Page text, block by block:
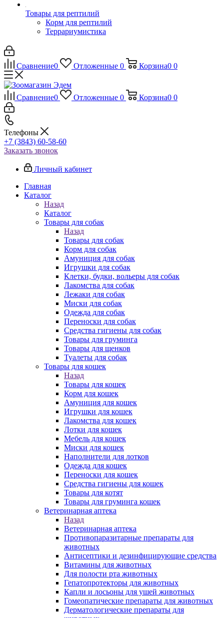
Товары для рептилий
Корм для рептилий
Террариумистика
Сравнение0 Отложенные 0 Корзина0 0
Сравнение0 Отложенные 0 Корзина0 0
Телефоны
+7 (3843) 60-58-60
Заказать звонок
Личный кабинет
Главная
Каталог
Назад
Каталог
Товары для собак
Назад
Товары для собак
Корм для собак
Амуниция для собак
Игрушки для собак
Клетки, будки, вольеры для собак
Лакомства для собак
Лежаки для собак
Миски для собак
Одежда для собак
Переноски для собак
Средства гигиены для собак
Товары для груминга
Товары для щенков
Туалеты для собак
Товары для кошек
Назад
Товары для кошек
Корм для кошек
Амуниция для кошек
Игрушки для кошек
Лакомства для кошек
Лотки для кошек
Мебель для кошек
Миски для кошек
Наполнители для лотков
Одежда для кошек
Переноски для кошек
Средства гигиены для кошек
Товары для котят
Товары для груминга кошек
Ветеринарная аптека
Назад
Ветеринарная аптека
Противопаразитарные препараты для
животных
Антисептики и дезинфицирующие средства
Витамины для животных
Для полости рта животных
Гепатопротекторы для животных
Капли и лосьоны для ушей животных
Гомеопатические препараты для животных
Дерматологические препараты для